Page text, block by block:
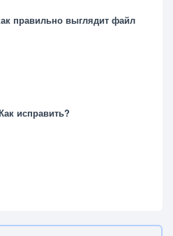
правильно выглядит файл
исправить?